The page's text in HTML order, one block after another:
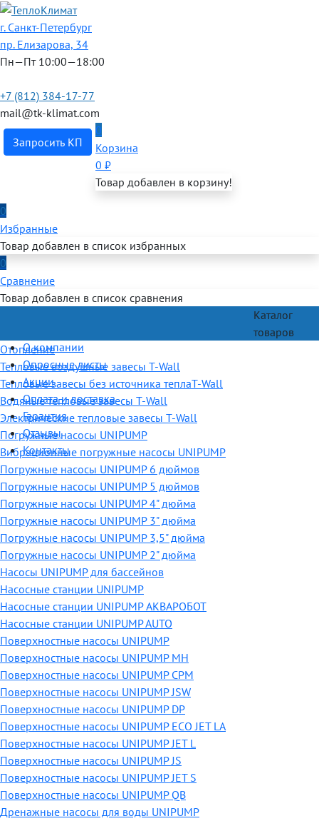
г. Санкт-Петербург
пр. Елизарова, 34
Пн—Пт 10:00—18:00
+7 (812) 384-17-77
mail@tk-klimat.com
Запросить КП
0
Корзина
0 ₽
Товар добавлен в корзину!
0
Избранные
Товар добавлен в список избранных
0
Сравнение
Товар добавлен в список сравнения
О компании
Опросные листы
Акции
Оплата и доставка
Гарантия
Отзывы
Контакты
Каталог
товаров
Отопление
Тепловые воздушные завесы T-Wall
Тепловые завесы без источника теплаT-Wall
Водяные тепловые завесы T-Wall
Электрические тепловые завесы T-Wall
Погружные насосы UNIPUMP
Вибрационные погружные насосы UNIPUMP
Погружные насосы UNIPUMP 6 дюймов
Погружные насосы UNIPUMP 5 дюймов
Погружные насосы UNIPUMP 4" дюйма
Погружные насосы UNIPUMP 3" дюйма
Погружные насосы UNIPUMP 3,5" дюйма
Погружные насосы UNIPUMP 2" дюйма
Насосы UNIPUMP для бассейнов
Насосные станции UNIPUMP
Насосные станции UNIPUMP АКВАРОБОТ
Насосные станции UNIPUMP AUTO
Поверхностные насосы UNIPUMP
Поверхностные насосы UNIPUMP MH
Поверхностные насосы UNIPUMP CPM
Поверхностные насосы UNIPUMP JSW
Поверхностные насосы UNIPUMP DP
Поверхностные насосы UNIPUMP ECO JET LA
Поверхностные насосы UNIPUMP JET L
Поверхностные насосы UNIPUMP JS
Поверхностные насосы UNIPUMP JET S
Поверхностные насосы UNIPUMP QB
Дренажные насосы для воды UNIPUMP